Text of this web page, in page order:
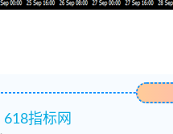
618指标网